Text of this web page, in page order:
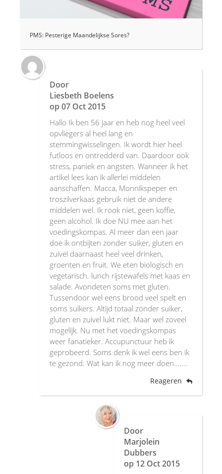
PMS: Pesterige Maandelijkse Sores?
Door
Liesbeth Boelens
op 07 Oct 2015
Hallo Ik ben 56 jaar en heb nog heel veel
opvliegers al heel lang en
stemmingwisselingen. Ik wordt hier heel
futloos en ontredderd van. Daardoor ook
stress, paniek en angsten. Wanneer ik het
artikel lees kan ik allerlei middelen
aanschaffen. Macca, Monnikspeper en
troszilverkaas gebruik niet de andere
middelen wel. Ik rook niet, geen koffie,
geen alcohol. Ik doe NU mee aan het
voedingskompas. Al meer dan een jaar
doe ik ontbijten zonder suiker, gluten en
zuivel daarnaast heel veel drinken,
groenten en fruit. We eten biologisch en
vegetarisch. lunch rijstewafels met kaas en
salade. Avondeten soms met gluten.
Tussendoor wel eens brood veel spelt en
soms suikers. Altijd totaal zonder suiker,
gluten en zuivel lukt niet. Maar wel zoveel
mogelijk. Nu met het voedingskompas
weer fanatieker. Accupunctuur heb ik
geprobeerd. Soms denk ik wel eens ben ik
te gezond. Wat kan ik nog meer doen.......
Reageren
Door
Marjolein
Dubbers
op 12 Oct 2015